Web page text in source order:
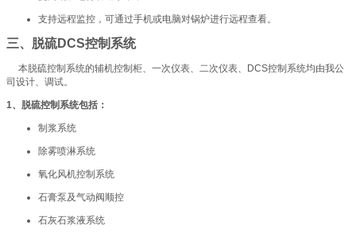
支持远程监控，可通过手机或电脑对锅炉进行远程查看。
三、脱硫DCS控制系统
本脱硫控制系统的辅机控制柜、一次仪表、二次仪表、DCS控制系统均由我公
司设计、调试。
1、脱硫控制系统包括：
制浆系统
除雾喷淋系统
氧化风机控制系统
石膏泵及气动阀顺控
石灰石浆液系统